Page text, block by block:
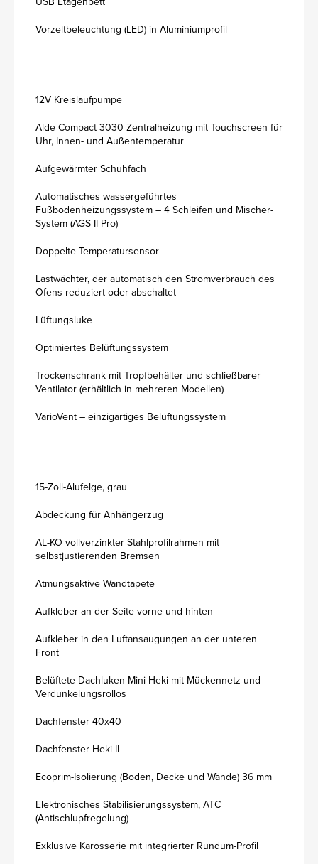
Vorzeltbeleuchtung (LED) in Aluminiumprofil
12V Kreislaufpumpe
Alde Compact 3030 Zentralheizung mit Touchscreen für
Uhr, Innen- und Außentemperatur
Aufgewärmter Schuhfach
Automatisches wassergeführtes
Fußbodenheizungssystem – 4 Schleifen und Mischer-
System (AGS II Pro)
Doppelte Temperatursensor
Lastwächter, der automatisch den Stromverbrauch des
Ofens reduziert oder abschaltet
Lüftungsluke
Optimiertes Belüftungssystem
Trockenschrank mit Tropfbehälter und schließbarer
Ventilator (erhältlich in mehreren Modellen)
VarioVent – einzigartiges Belüftungssystem
15-Zoll-Alufelge, grau
Abdeckung für Anhängerzug
AL-KO vollverzinkter Stahlprofilrahmen mit
selbstjustierenden Bremsen
Atmungsaktive Wandtapete
Aufkleber an der Seite vorne und hinten
Aufkleber in den Luftansaugungen an der unteren
Front
Belüftete Dachluken Mini Heki mit Mückennetz und
Verdunkelungsrollos
Dachfenster 40x40
Dachfenster Heki II
Ecoprim-Isolierung (Boden, Decke und Wände) 36 mm
Elektronisches Stabilisierungssystem, ATC
(Antischlupfregelung)
Exklusive Karosserie mit integrierter Rundum-Profil